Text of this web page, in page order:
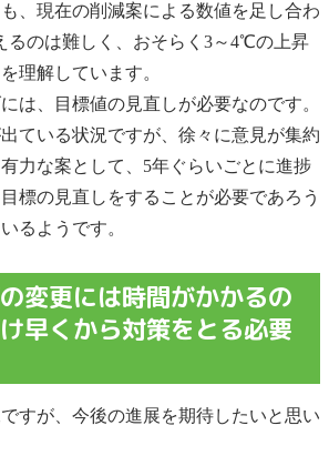
現在の削減案による数値を足し合わ
るのは難しく、おそらく3～4℃の上昇
理解しています。
は、目標値の見直しが必要なのです。
ている状況ですが、徐々に意見が集約
力な案として、5年ぐらいごとに進捗
標の見直しをすることが必要であろう
るようです。
変更には時間がかかるの
早くから対策をとる必要
が、今後の進展を期待したいと思い